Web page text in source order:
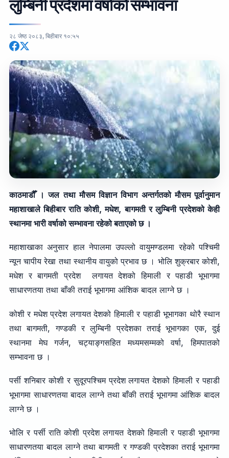
लुम्बिनी प्रदेशमा वर्षाको सम्भावना
२८ जेष्ठ २०८३, बिहीबार १०:५५
काठमाडौँ । जल तथा मौसम विज्ञान विभाग अन्तर्गतको मौसम पूर्वानुमान
महाशाखाले बिहीबार राति कोशी, मधेश, बागमती र लुम्बिनी प्रदेशको केही
स्थानमा भारी वर्षाको सम्भावना रहेको बताएको छ ।
महाशाखाका अनुसार हाल नेपालमा उपल्लो वायुमण्डलमा रहेको पश्चिमी
न्यून चापीय रेखा तथा स्थानीय वायुको प्रभाव छ । भोलि शुक्रबार कोशी,
मधेश र बागमती प्रदेश लगायत देशको हिमाली र पहाडी भूभागमा
साधारणतया तथा बाँकी तराई भूभागमा आंशिक बादल लाग्ने छ ।
कोशी र मधेश प्रदेश लगायत देशको हिमाली र पहाडी भूभागका थोरै स्थान
तथा बागमती, गण्डकी र लुम्बिनी प्रदेशका तराई भूभागका एक, दुई
स्थानमा मेघ गर्जन, चट्याङ्गसहित मध्यमसम्मको वर्षा, हिमपातको
सम्भावना छ ।
पर्सी शनिबार कोशी र सुदूरपश्चिम प्रदेश लगायत देशको हिमाली र पहाडी
भूभागमा साधारणतया बादल लाग्ने तथा बाँकी तराई भूभागमा आंशिक बादल
लाग्ने छ ।
भोलि र पर्सी राति कोशी प्रदेश लगायत देशको हिमाली र पहाडी भूभागमा
साधारणतया बादल लाग्ने तथा बागमती र गण्डकी प्रदेशका तराई भूभागमा